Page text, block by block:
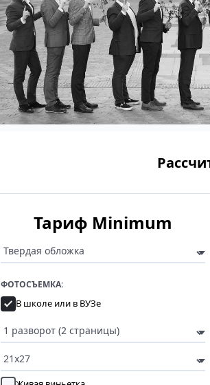
Тариф Minimum
ФОТОСЪЕМКА:
В школе или в ВУЗе